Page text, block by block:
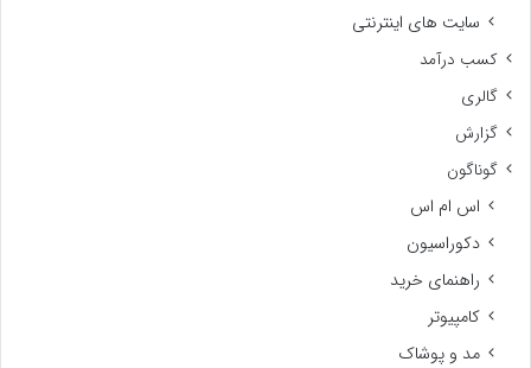
سایت های اینترنتی
کسب درآمد
گالری
گزارش
گوناگون
اس ام اس
دکوراسیون
راهنمای خرید
کامپیوتر
مد و پوشاک